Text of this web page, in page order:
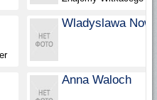
Wladyslawa
Anna Waloch